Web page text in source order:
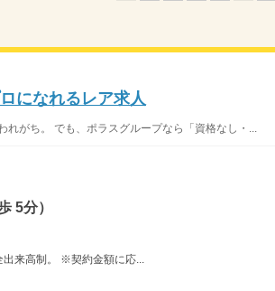
になれるレア求人
れがち。 でも、ポラスグループなら「資格なし・...
5分）
来高制。 ※契約金額に応...